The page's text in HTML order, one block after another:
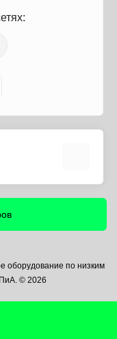
по низким
© 2026